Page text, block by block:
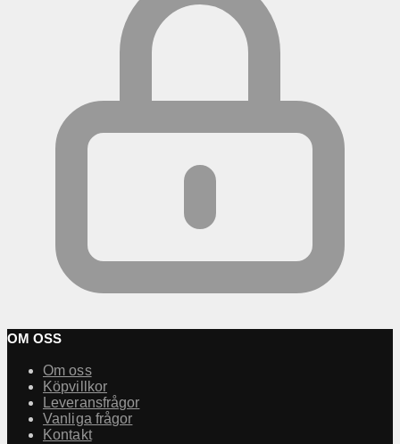
OM OSS
Om oss
Köpvillkor
Leveransfrågor
Vanliga frågor
Kontakt